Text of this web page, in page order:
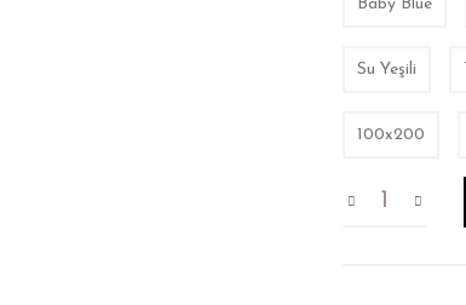
Baby Blue
Su Yeşili
100x200